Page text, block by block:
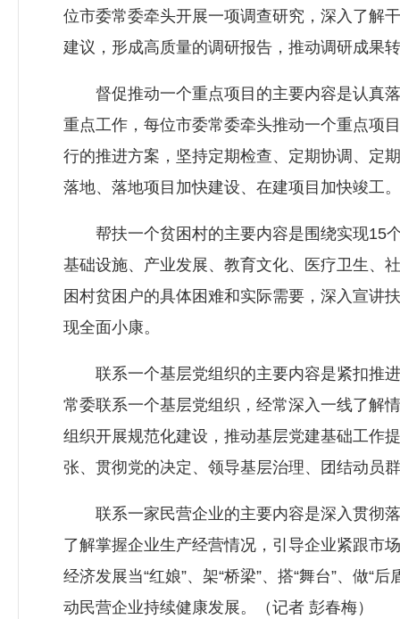
位市委常委牵头开展一项调查研究，深入了解
建议，形成高质量的调研报告，推动调研成果
督促推动一个重点项目的主要内容是认真落
重点工作，每位市委常委牵头推动一个重点项
行的推进方案，坚持定期检查、定期协调、定
落地、落地项目加快建设、在建项目加快竣工。
帮扶一个贫困村的主要内容是围绕实现15个
基础设施、产业发展、教育文化、医疗卫生、
困村贫困户的具体困难和实际需要，深入宣讲
现全面小康。
联系一个基层党组织的主要内容是紧扣推进
常委联系一个基层党组织，经常深入一线了解
组织开展规范化建设，推动基层党建基础工作
张、贯彻党的决定、领导基层治理、团结动员
联系一家民营企业的主要内容是深入贯彻落
了解掌握企业生产经营情况，引导企业紧跟市
经济发展当“红娘”、架“桥梁”、搭“舞台”、做
动民营企业持续健康发展。（记者 彭春梅）